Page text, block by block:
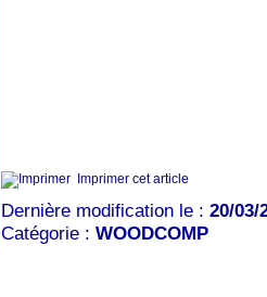
Imprimer cet article
Dernière modification le : 20/03/
Catégorie : WOODCOMP